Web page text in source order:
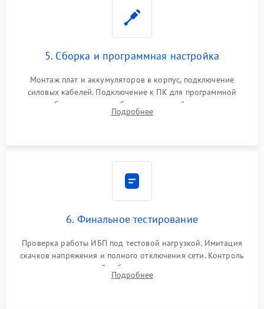
5. Сборка и программная настройка
Монтаж плат и аккумуляторов в корпус, подключение
силовых кабелей. Подключение к ПК для программной
калибровки констант батареи, настройки порогов
срабатывания AVR и сброса счетчиков старения АКБ.
Подробнее
6. Финальное тестирование
Проверка работы ИБП под тестовой нагрузкой. Имитация
скачков напряжения и полного отключения сети. Контроль
времени автономной работы, температурного режима и
корректности формы выходного сигнала.
Подробнее